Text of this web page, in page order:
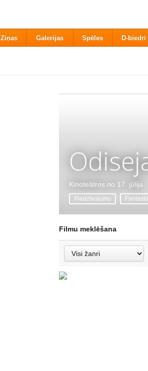
Ziņas Galerijas Spēles D-biedri
Kinoteātros no 17. jūlija
Piedzīvojumu
Filmu meklēšana